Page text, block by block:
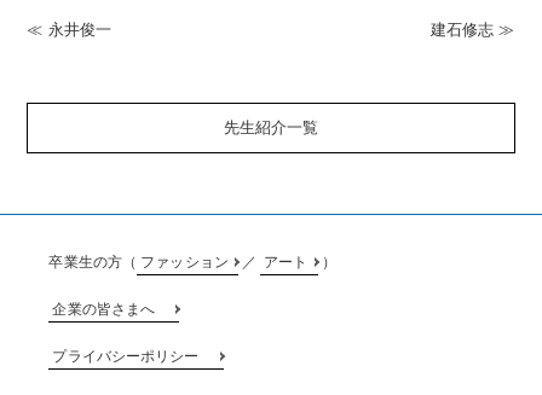
≪ 永井俊一 建石修志 ≫
先生紹介一覧
卒業生の方（ ファッション ／ アート ）
企業の皆さまへ
プライバシーポリシー